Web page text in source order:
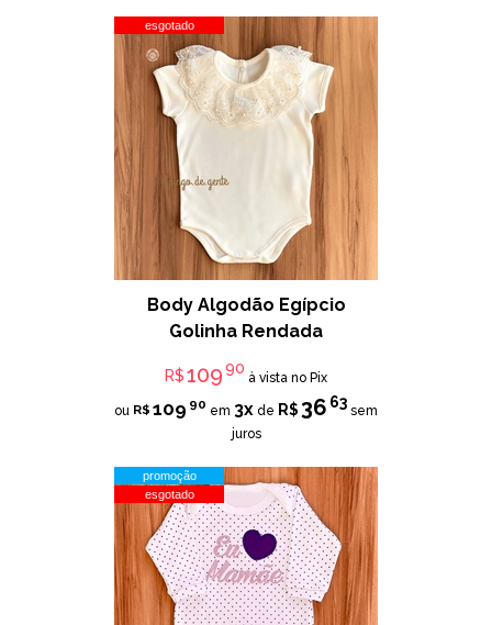
esgotado
Body Algodão Egípcio
Golinha Rendada
R$10990
à vista no Pix
ou R$ 109 90 em 3x de R$ 36 63
sem
juros
promoção
esgotado